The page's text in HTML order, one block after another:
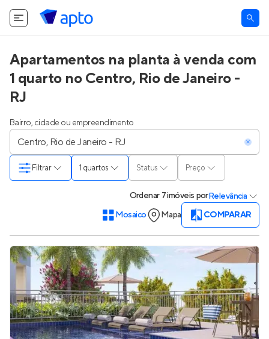
Apartamentos na planta à venda com
1 quarto no Centro, Rio de Janeiro -
RJ
Bairro, cidade ou empreendimento
1 quartos Status Preço
Filtrar
Ordenar 7 imóveis porRelevância
Mosaico
Mapa COMPARAR